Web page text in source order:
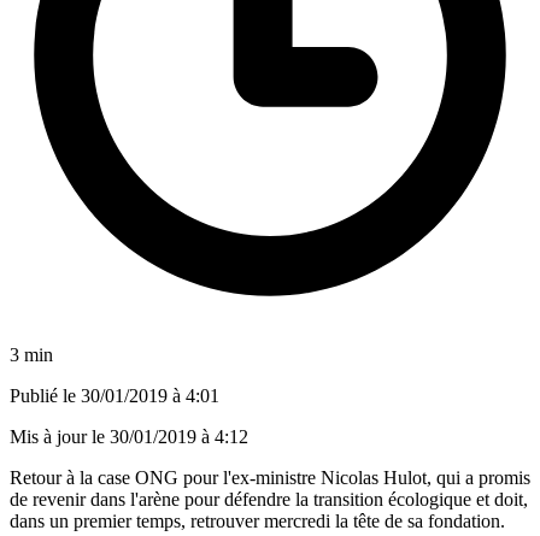
3 min
Publié le 30/01/2019 à 4:01
Mis à jour le 30/01/2019 à 4:12
Retour à la case ONG pour l'ex-ministre Nicolas Hulot, qui a promis
de revenir dans l'arène pour défendre la transition écologique et doit,
dans un premier temps, retrouver mercredi la tête de sa fondation.